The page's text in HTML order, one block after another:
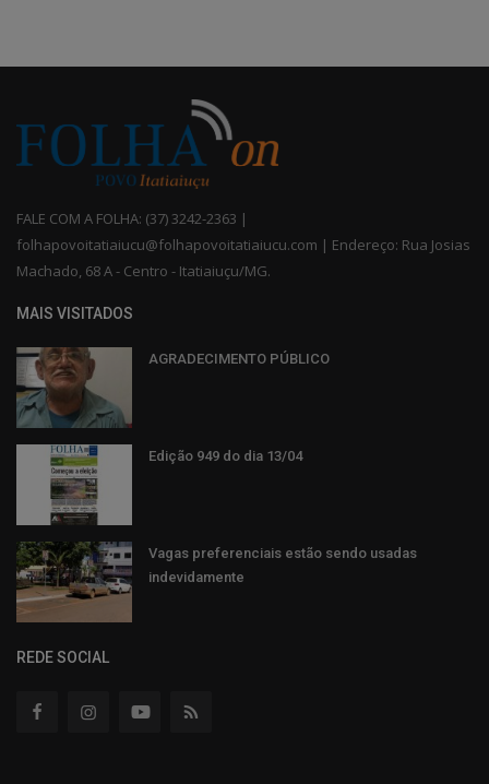
FALE COM A FOLHA: (37) 3242-2363 |
folhapovoitatiaiucu@folhapovoitatiaiucu.com | Endereço: Rua Josias
Machado, 68 A - Centro - Itatiaiuçu/MG.
MAIS VISITADOS
AGRADECIMENTO PÚBLICO
Edição 949 do dia 13/04
Vagas preferenciais estão sendo usadas
indevidamente
REDE SOCIAL